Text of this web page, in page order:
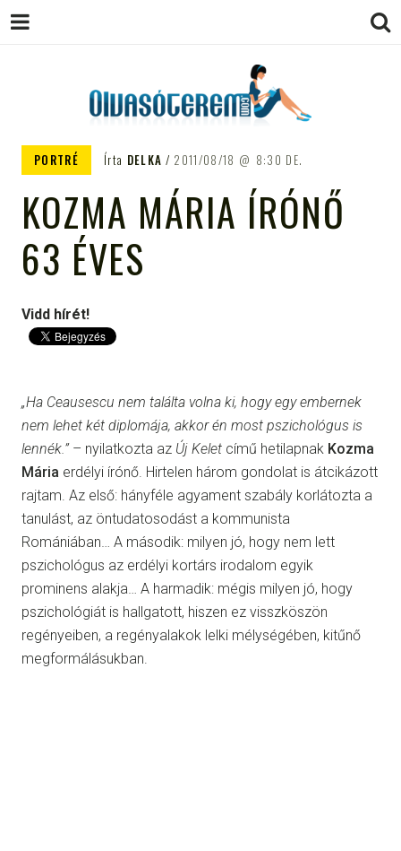
OLVASÓTEREM.COM – AZ
EGÉSZSÉGES OLVASÁS
TÁMOGATÓJA
PORTRÉ Írta DELKA 2011/08/18 8:30 DE.
KOZMA MÁRIA ÍRÓNŐ
63 ÉVES
Vidd hírét!
„Ha Ceausescu nem találta volna ki, hogy egy embernek
nem lehet két diplomája, akkor én most pszichológus is
lennék.”– nyilatkozta az Új Kelet című hetilapnak Kozma
Mária erdélyi írónő. Hirtelen három gondolat is átcikázott
rajtam. Az első: hányféle agyament szabály korlátozta a
tanulást, az öntudatosodást a kommunista
Romániában… A második: milyen jó, hogy nem lett
pszichológus az erdélyi kortárs irodalom egyik
prominens alakja… A harmadik: mégis milyen jó, hogy
pszichológiát is hallgatott, hiszen ez visszköszön
regényeiben, a regényalakok lelki mélységében, kitűnő
megformálásukban.